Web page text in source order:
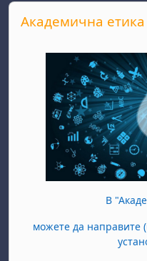
Прескочи Академична етика
Академична етика
В
можете да направите